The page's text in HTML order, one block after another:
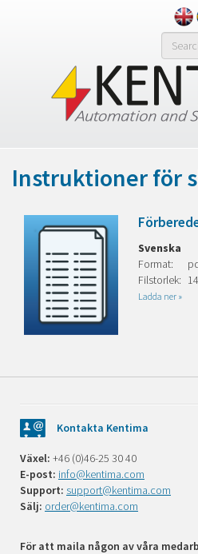
MENY
Instruktioner för
Svenska
Format:
Filstorlek:
Ladda ner »
Kontakta Kentima
Växel: +46 (0)46-25 30 40
E-post: info@kentima.com
Support: support@kentima.com
Sälj: order@kentima.com
För att maila någon av våra